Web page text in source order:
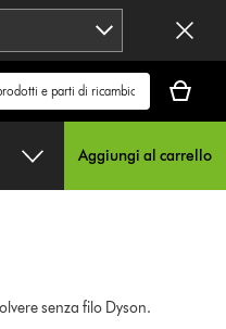
carrello
è
Aggiungi al carrello
senza filo Dyson.